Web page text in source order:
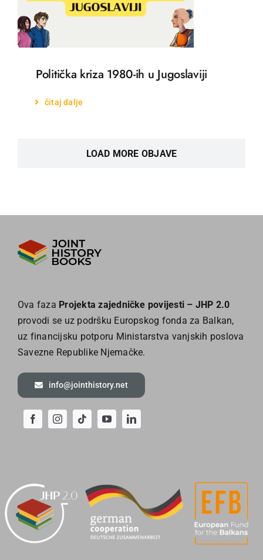
Politička kriza 1980-ih u Jugoslaviji
čitaj dalje
LOAD MORE OBJAVE
Ova faza Projekta zajedničke povijesti – JHP 2.0
provodi se uz podršku Europskog fonda za Balkan,
uz financijsku potporu Ministarstva vanjskih poslova
Savezne Republike Njemačke.
info@jointhistory.net